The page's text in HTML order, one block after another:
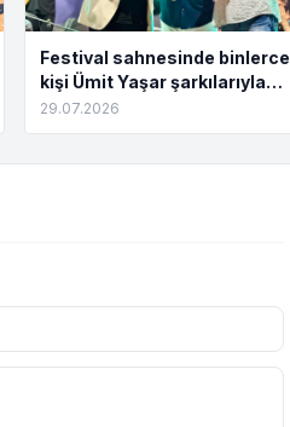
Festival sahnesinde binlerce
kişi Ümit Yaşar şarkılarıyla
buluştu
29.07.2026